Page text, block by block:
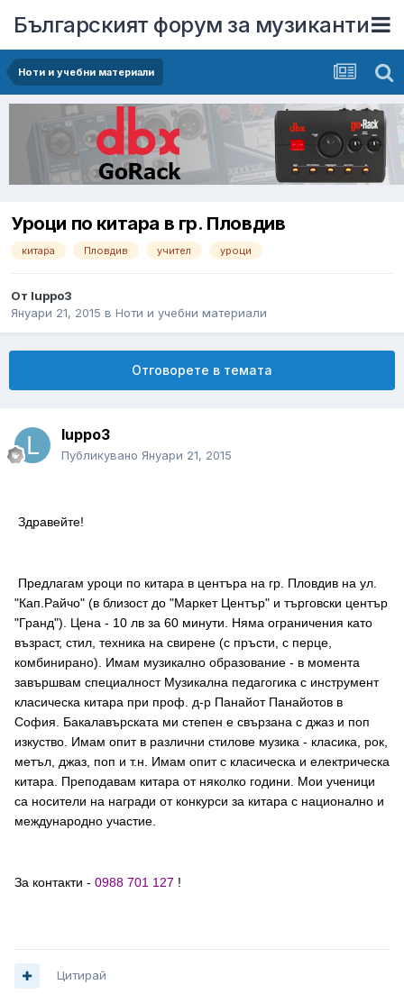
Българският форум за музиканти
Ноти и учебни материали
Уроци по китара в гр. Пловдив
китара Пловдив учител уроци
От luppo3
Януари 21, 2015 в Ноти и учебни материали
Отговорете в темата
luppo3
Публикувано Януари 21, 2015
Здравейте!
Предлагам уроци по китара в центъра на гр. Пловдив на ул.
"Кап.Райчо" (в близост до "Маркет Център" и търговски център
"Гранд"). Цена - 10 лв за 60 минути. Няма ограничения като
възраст, стил, техника на свирене (с пръсти, с перце,
комбинирано). Имам музикално образование - в момента
завършвам специалност Музикална педагогика с инструмент
класическа китара при проф. д-р Панайот Панайотов в
София. Бакалавърската ми степен е свързана с джаз и поп
изкуство. Имам опит в различни стилове музика - класика, рок,
метъл, джаз, поп и т.н. Имам опит с класическа и електрическа
китара. Преподавам китара от няколко години. Мои ученици
са носители на награди от конкурси за китара с национално и
международно участие.
За контакти - 0988 701 127 !
Цитирай